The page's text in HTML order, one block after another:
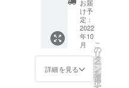
本：
1000円
（一般
販売予
定価
格：
1980
円） ・
お届
け予
定：
2022
年10
月
詳細を見る
こ
の
リ
タ
ー
ン
を
選
択